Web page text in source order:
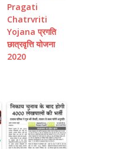
Pragati
Chatrvriti
Yojana प्रगति
छात्रवृत्ति योजना
2020